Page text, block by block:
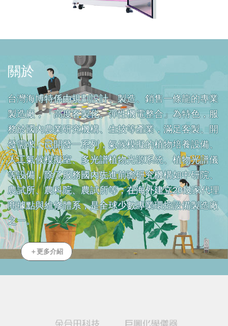
關於
台灣海博特係由規劃設計、製造、銷售一條龍的專業
製造廠，「高度客製化、彈性機電整合」為特色，服
務於國內農業研究機構、生技等產業，滿足客製、開
發需求。已開發一系列，氣候模擬的植物培養設備、
人工氣候模擬室、多光譜植物光源系統、植物光譜儀
等設備，除了服務國內先進前瞻研究機構如中研院、
農試所、農科院、農試所等，在海外建立20幾家代理
商據點與維修體系，是全球少數專業環控設備製造廠
之一。
＋更多介紹